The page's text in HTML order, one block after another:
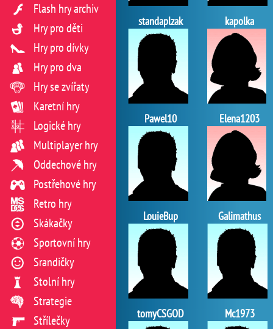
standaplzak kapolka
Pawel10 Elena1203
LouieBup Galimathus
tomyCSGOD Mc1973
Flash hry archiv
Hry pro děti
Hry pro dívky
Hry pro dva
Hry se zvířaty
Karetní hry
Logické hry
Multiplayer hry
Oddechové hry
Postřehové hry
Retro hry
Skákačky
Sportovní hry
Srandičky
Stolní hry
Strategie
Střílečky